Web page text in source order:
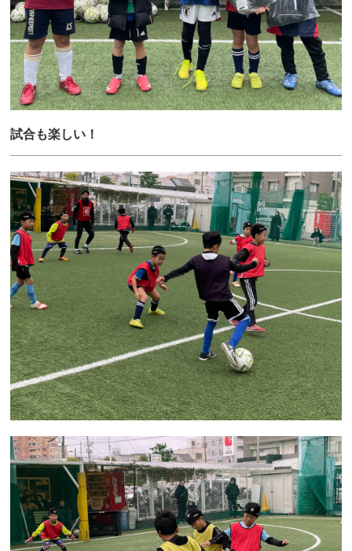
試合も楽しい！